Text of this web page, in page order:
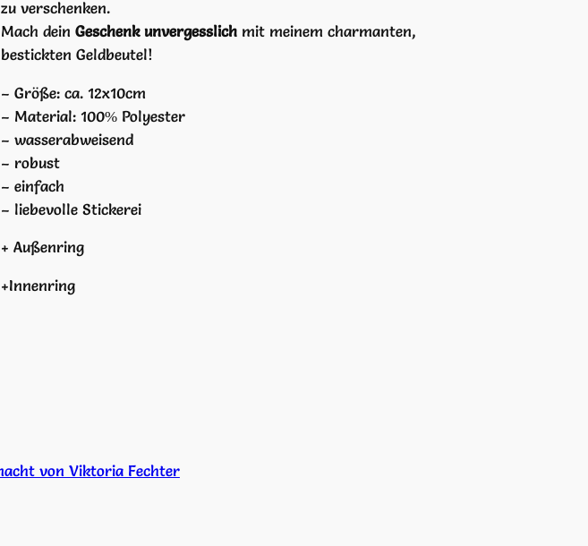
o
d
k
-
K
i
r
s
c
e
zu verschenken.
Mach dein Geschenk unvergesslich mit meinem charmanten,
bestickten Geldbeutel!
– Größe: ca. 12x10cm
– Material: 100% Polyester
– wasserabweisend
– robust
– einfach
– liebevolle Stickerei
+ Außenring
+Innenring